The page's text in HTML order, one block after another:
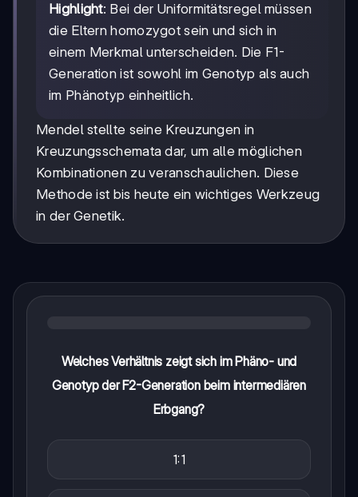
Highlight: Bei der Uniformitätsregel müssen
die Eltern homozygot sein und sich in
einem Merkmal unterscheiden. Die F1-
Generation ist sowohl im Genotyp als auch
im Phänotyp einheitlich.
Mendel stellte seine Kreuzungen in
Kreuzungsschemata dar, um alle möglichen
Kombinationen zu veranschaulichen. Diese
Methode ist bis heute ein wichtiges Werkzeug
in der Genetik.
Welches Verhältnis zeigt sich im Phäno- und
Genotyp der F2-Generation beim intermediären
Erbgang?
1:1